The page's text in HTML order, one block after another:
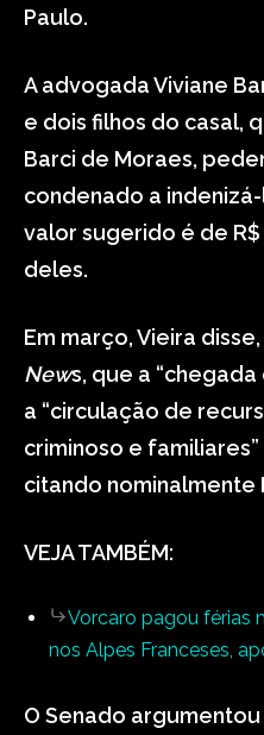
Paulo.
A advogada Viviane
e dois filhos do casal,
Barci de Moraes,
condenado a
valor sugerido é de
deles.
Em março, Vieira
News, que a
a “circulação de
criminoso e
citando nominalmente
VEJA TAMBÉM:
Vorcaro pagou férias
nos Alpes Franceses,
O Senado